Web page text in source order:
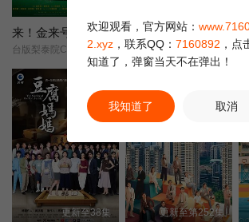
第27集 第28集
第34集 第35集
第37集 第38集
第40集完结
来！金来号
台版梨泰院Class/Fired Up/
宝岛西米乐
尹昭德/何宜珊/黄瑄/卢彦泽/陈文山/王盈凯/黄婕菲/蔡祥/马国贤/孙绽/陈婉婷/王丁筑/璟宣/许瀞蔆/张雁名/颜邦智/曹景俊/陈玹宇/李緻/洪淇/刘汉强/张育绮/逸祥/亮曦/王芮希/李祐诚/卢尚恩/李铭叡/黄隽智/张景闳/游安顺/杨子仪/
更新至38集 更新至第252集
欢迎观看，官方网站：
2.xyz ，联系QQ： 7160892 ，点
知道了，弹窗当天不在弹出！
我知道了 取消